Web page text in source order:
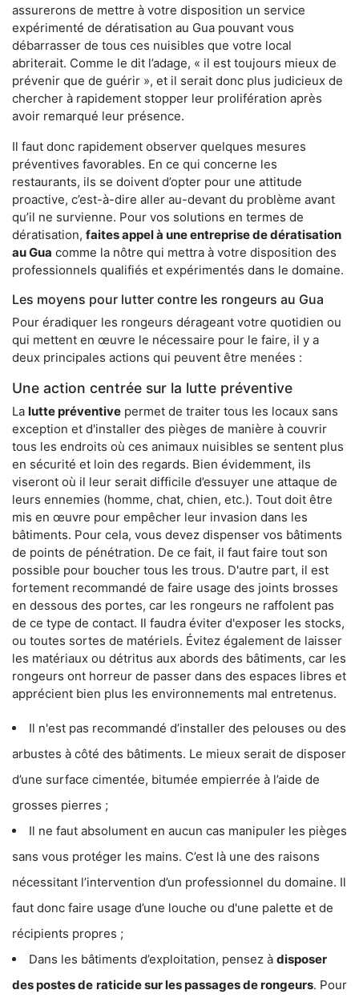
assurerons de mettre à votre disposition un service
expérimenté de dératisation au Gua pouvant vous
débarrasser de tous ces nuisibles que votre local
abriterait. Comme le dit l’adage, « il est toujours mieux de
prévenir que de guérir », et il serait donc plus judicieux de
chercher à rapidement stopper leur prolifération après
avoir remarqué leur présence.
Il faut donc rapidement observer quelques mesures
préventives favorables. En ce qui concerne les
restaurants, ils se doivent d’opter pour une attitude
proactive, c’est-à-dire aller au-devant du problème avant
qu’il ne survienne. Pour vos solutions en termes de
dératisation, faites appel à une entreprise de dératisation
au Gua comme la nôtre qui mettra à votre disposition des
professionnels qualifiés et expérimentés dans le domaine.
Les moyens pour lutter contre les rongeurs au Gua
Pour éradiquer les rongeurs dérageant votre quotidien ou
qui mettent en œuvre le nécessaire pour le faire, il y a
deux principales actions qui peuvent être menées :
Une action centrée sur la lutte préventive
La lutte préventive permet de traiter tous les locaux sans
exception et d'installer des pièges de manière à couvrir
tous les endroits où ces animaux nuisibles se sentent plus
en sécurité et loin des regards. Bien évidemment, ils
viseront où il leur serait difficile d’essuyer une attaque de
leurs ennemies (homme, chat, chien, etc.). Tout doit être
mis en œuvre pour empêcher leur invasion dans les
bâtiments. Pour cela, vous devez dispenser vos bâtiments
de points de pénétration. De ce fait, il faut faire tout son
possible pour boucher tous les trous. D'autre part, il est
fortement recommandé de faire usage des joints brosses
en dessous des portes, car les rongeurs ne raffolent pas
de ce type de contact. Il faudra éviter d'exposer les stocks,
ou toutes sortes de matériels. Évitez également de laisser
les matériaux ou détritus aux abords des bâtiments, car les
rongeurs ont horreur de passer dans des espaces libres et
apprécient bien plus les environnements mal entretenus.
Il n'est pas recommandé d’installer des pelouses ou des
arbustes à côté des bâtiments. Le mieux serait de disposer
d’une surface cimentée, bitumée empierrée à l’aide de
grosses pierres ;
Il ne faut absolument en aucun cas manipuler les pièges
sans vous protéger les mains. C’est là une des raisons
nécessitant l’intervention d’un professionnel du domaine. Il
faut donc faire usage d’une louche ou d'une palette et de
récipients propres ;
Dans les bâtiments d’exploitation, pensez à disposer
des postes de raticide sur les passages de rongeurs. Pour